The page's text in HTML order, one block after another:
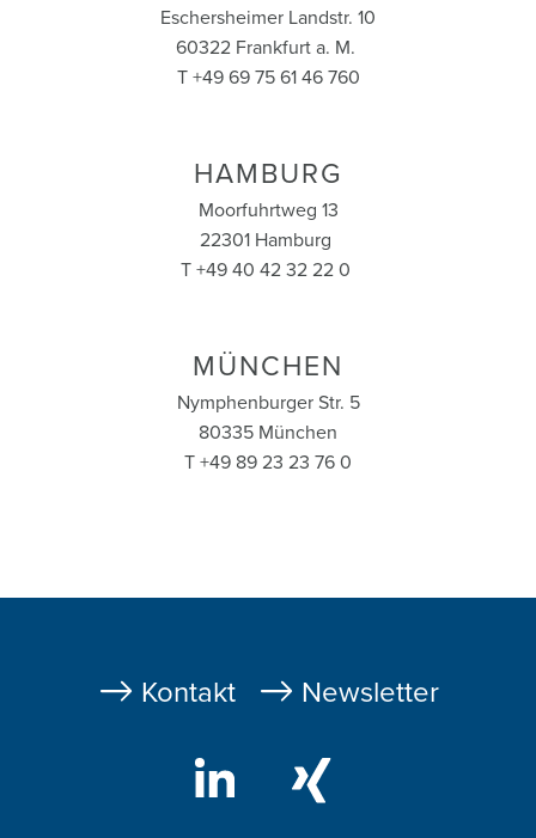
Eschersheimer Landstr. 10
60322 Frankfurt a. M.
T +49 69 75 61 46 760
HAMBURG
Moorfuhrtweg 13
22301 Hamburg
T +49 40 42 32 22 0
MÜNCHEN
Nymphenburger Str. 5
80335 München
T +49 89 23 23 76 0
Fußzeile
Kontakt Newsletter